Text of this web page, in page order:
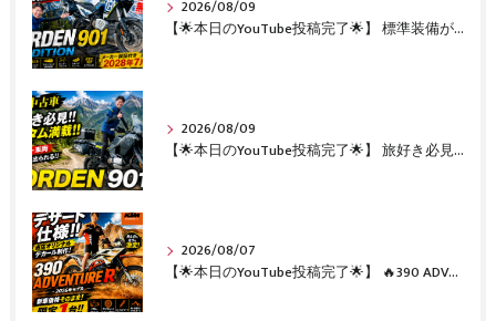
2026/08/09
【🌟本日のYouTube投稿完了🌟】 標準装備が凄い!!1オーナー・無転倒の極上中古車🔥 「NORDEN 901 EXPEDITION」が入荷いたしました✨ 【Husqvarna Motorcycles山形】
2026/08/09
【🌟本日のYouTube投稿完了🌟】 旅好き必見🔥!!カスタム満載の極上中古車！ 「NORDEN 901」が入荷いたしました✨【Husqvarna Motorcycles山形】
2026/08/07
【🌟本日のYouTube投稿完了🌟】 🔥390 ADVENTURE R × KTM山形 オリジナルデカール仕様誕生🔥